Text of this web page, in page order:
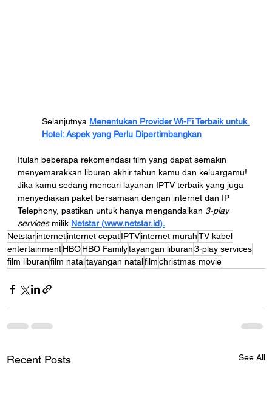
Selanjutnya Menentukan Provider Wi-Fi Terbaik untuk
Hotel: Aspek yang Perlu Dipertimbangkan
Itulah beberapa rekomendasi film yang dapat semakin
menyemarakkan liburan akhir tahun kamu dan keluargamu!
Jika kamu sedang mencari layanan IPTV terbaik yang juga
menyediakan paket bersamaan dengan internet dan IP
Telephony, pastikan untuk hanya mengandalkan 3-play
services milik Netstar (www.netstar.id).
Netstarinternetinternet cepatIPTVinternet murah TV kabel
entertainmentHBOHBO Familytayangan liburan 3-play services
film liburan film nataltayangan natalfilm christmas movie
Recent Posts See All